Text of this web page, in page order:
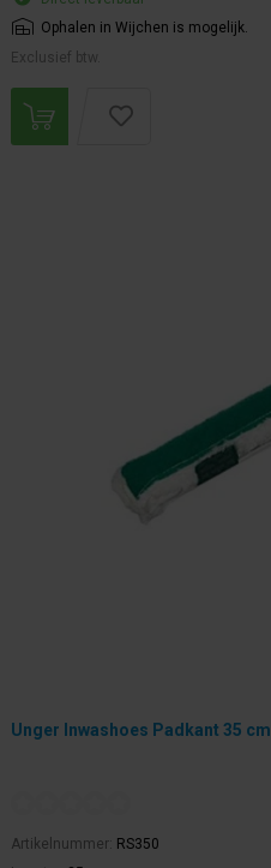
Ophalen in Wijchen is mogelijk.
Exclusief btw.
Unger Inwashoes Padkant 35 cm
Artikelnummer: RS350